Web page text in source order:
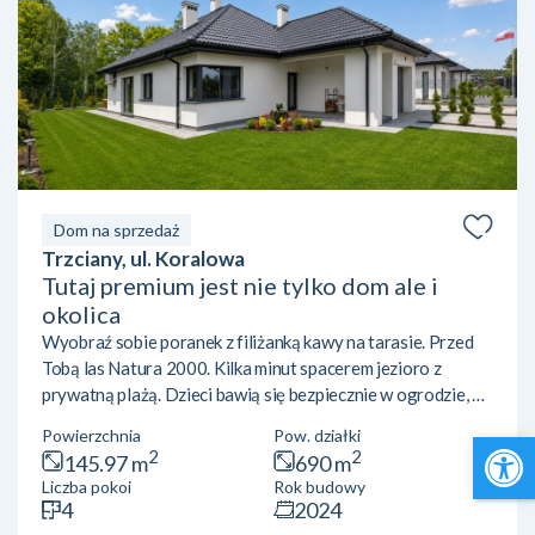
Dom na sprzedaż
Trzciany, ul. Koralowa
Tutaj premium jest nie tylko dom ale i
okolica
Wyobraź sobie poranek z filiżanką kawy na tarasie. Przed
Tobą las Natura 2000. Kilka minut spacerem jezioro z
prywatną plażą. Dzieci bawią się bezpiecznie w ogrodzie, a
ptaków. To dom, do którego wprowadzasz się z walizką.
Najważniejsze informacje• Trzciany | gm. Jabłonna• około
30 km od centrum Warszawy• dom parterowy•
powierzchnia 145,97 m²• działka 690 m²• oddany do
Powierzchnia
145.97 m2
Pow. działki
690 m2
Liczba pokoi
4
Rok budowy
2024